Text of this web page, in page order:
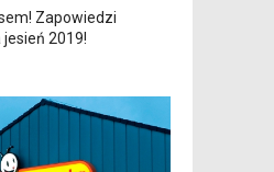
Zapowiedzi
2019!